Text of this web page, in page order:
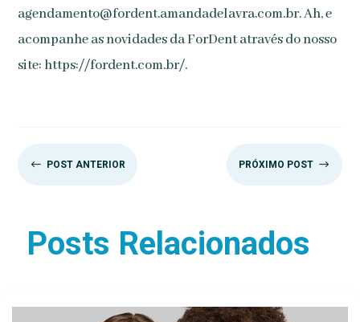
agendamento@fordent.amandadelavra.com.br. Ah, e
acompanhe as novidades da ForDent através do nosso
site: https://fordent.com.br/.
# POST ANTERIOR PRÓXIMO POST $
Posts Relacionados